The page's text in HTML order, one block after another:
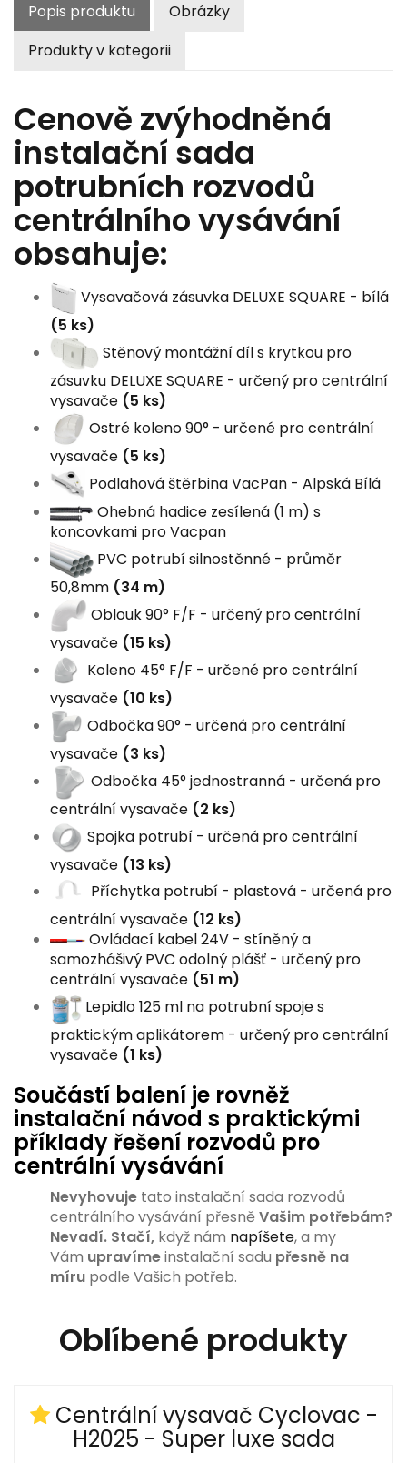
Popis produktu
Obrázky
Produkty v kategorii
Cenově zvýhodněná
instalační sada
potrubních rozvodů
centrálního vysávání
obsahuje:
Vysavačová zásuvka DELUXE SQUARE - bílá
(5 ks)
Stěnový montážní díl s krytkou pro
zásuvku DELUXE SQUARE - určený pro centrální
vysavače (5 ks)
Ostré koleno 90° - určené pro centrální
vysavače (5 ks)
Podlahová štěrbina VacPan - Alpská Bílá
Ohebná hadice zesílená (1 m) s
koncovkami pro Vacpan
PVC potrubí silnostěnné - průměr
50,8mm (34 m)
Oblouk 90° F/F - určený pro centrální
vysavače (15 ks)
Koleno 45° F/F - určené pro centrální
vysavače (10 ks)
Odbočka 90° - určená pro centrální
vysavače (3 ks)
Odbočka 45° jednostranná - určená pro
centrální vysavače (2 ks)
Spojka potrubí - určená pro centrální
vysavače (13 ks)
Příchytka potrubí - plastová - určená pro
centrální vysavače (12 ks)
Ovládací kabel 24V - stíněný a
samozhášivý PVC odolný plášť - určený pro
centrální vysavače (51 m)
Lepidlo 125 ml na potrubní spoje s
praktickým aplikátorem - určený pro centrální
vysavače (1 ks)
Součástí balení je rovněž
instalační návod s praktickými
příklady řešení rozvodů pro
centrální vysávání
Nevyhovuje tato instalační sada rozvodů
centrálního vysávání přesněVašim potřebám?
Nevadí. Stačí, když nám napíšete, a my
Vám upravímeinstalační sadu přesně na
míru podle Vašich potřeb.
Oblíbené produkty
Centrální vysavač Cyclovac -
H2025 - Super luxe sada